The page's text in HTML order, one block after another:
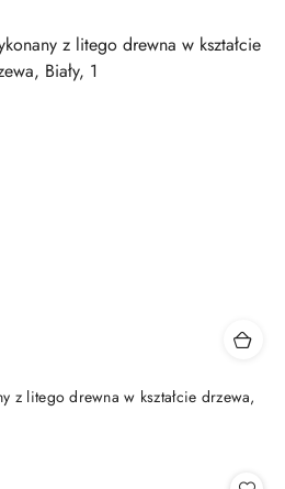
z litego drewna w kształcie drzewa,